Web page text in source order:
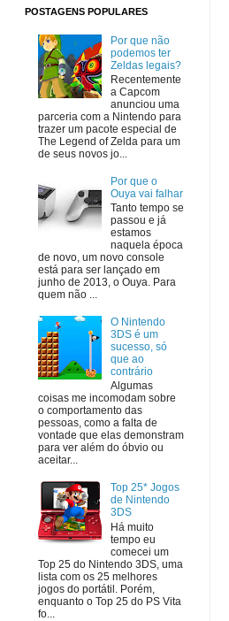
POSTAGENS POPULARES
Por que não
podemos ter
Zeldas legais?
Recentemente
a Capcom
anunciou uma
parceria com a Nintendo para
trazer um pacote especial de
The Legend of Zelda para um
de seus novos jo...
Por que o
Ouya vai falhar
Tanto tempo se
passou e já
estamos
naquela época
de novo, um novo console
está para ser lançado em
junho de 2013, o Ouya. Para
quem não ...
O Nintendo
3DS é um
sucesso, só
que ao
contrário
Algumas
coisas me incomodam sobre
o comportamento das
pessoas, como a falta de
vontade que elas demonstram
para ver além do óbvio ou
aceitar...
Top 25* Jogos
de Nintendo
3DS
Há muito
tempo eu
comecei um
Top 25 do Nintendo 3DS, uma
lista com os 25 melhores
jogos do portátil. Porém,
enquanto o Top 25 do PS Vita
fo...